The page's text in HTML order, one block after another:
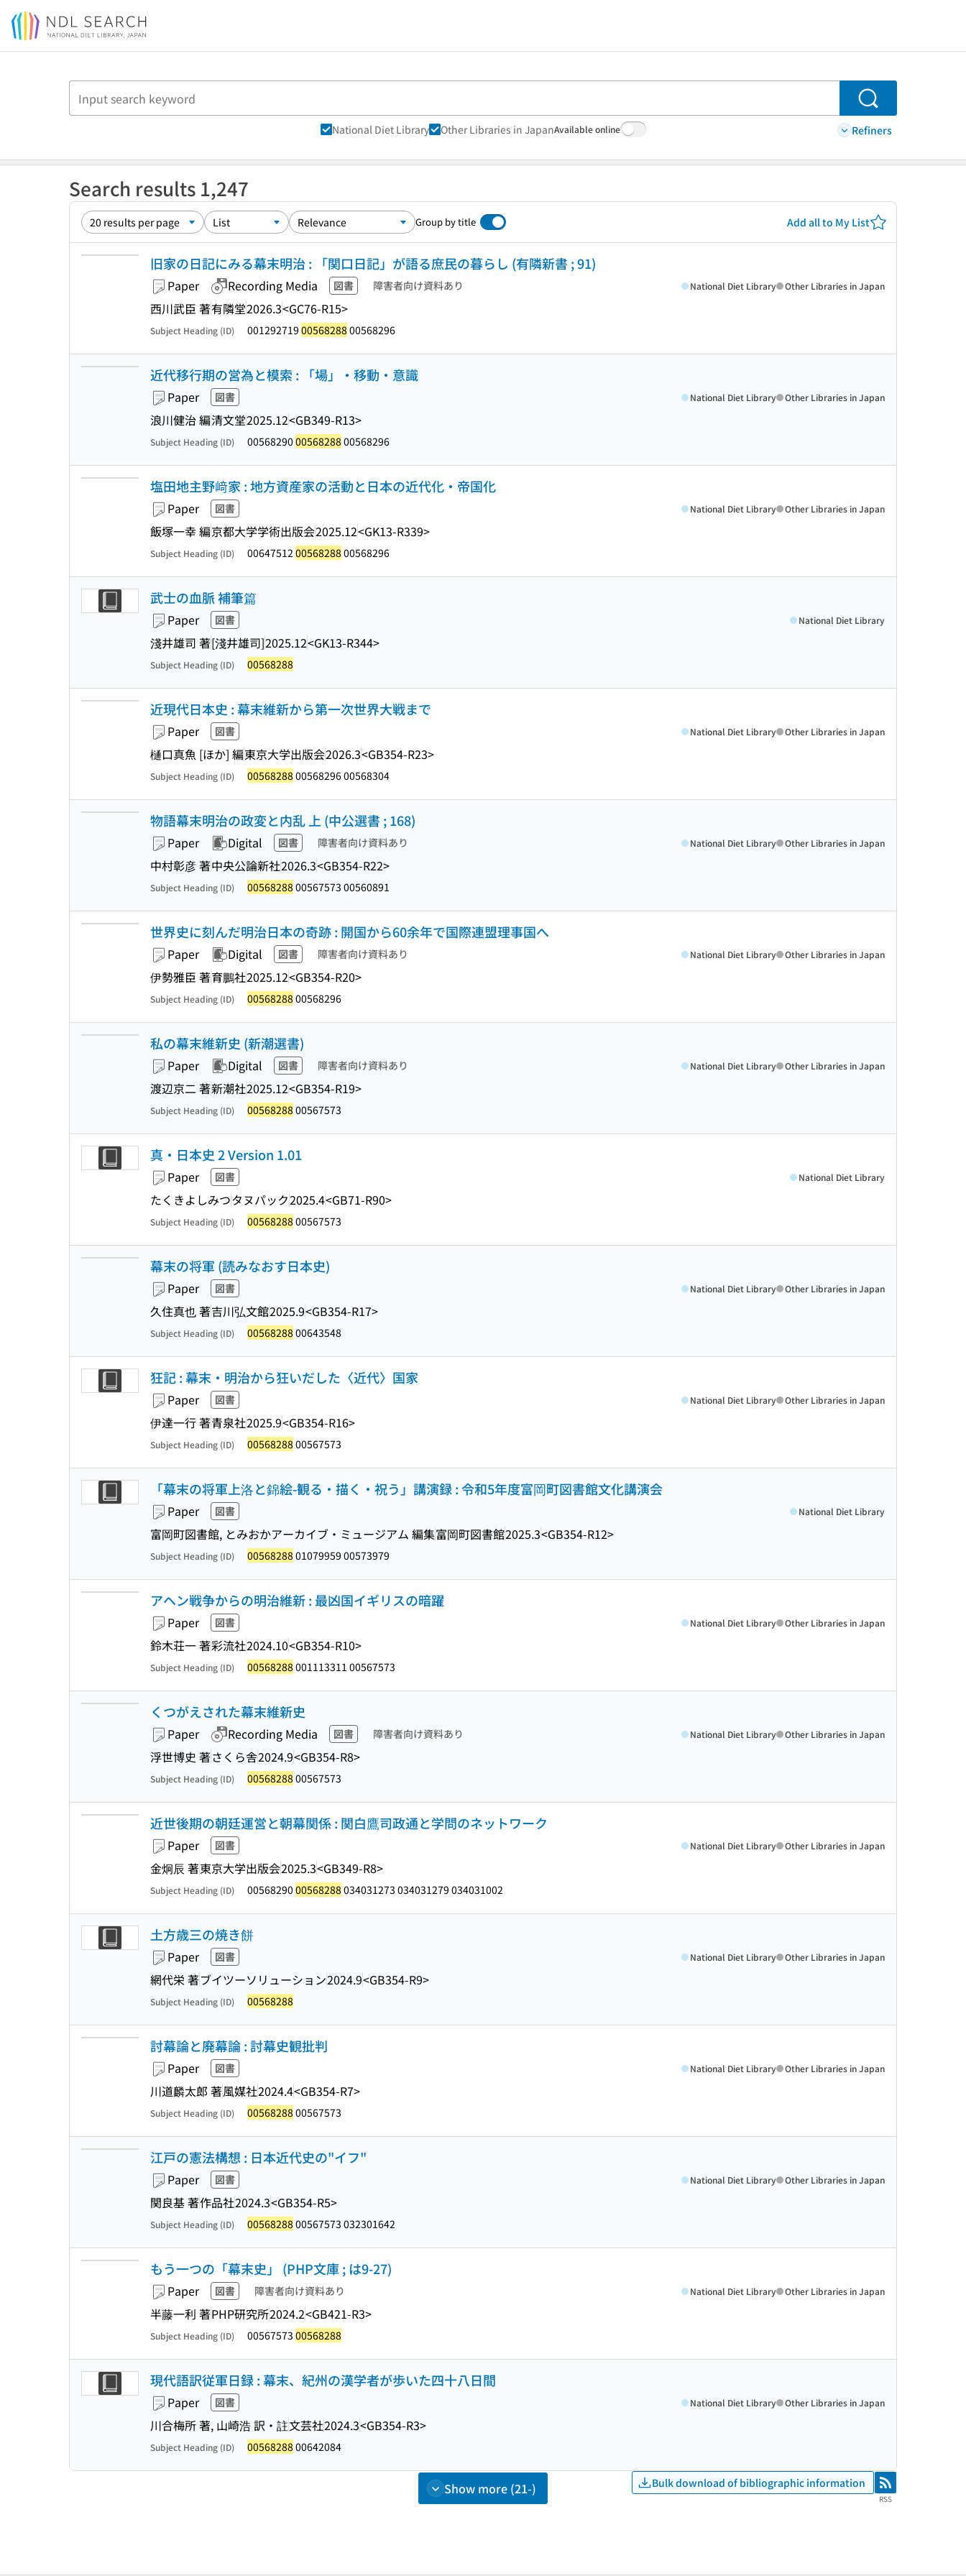
Jump to main content
Search
National Diet Library Other Libraries in JapanAvailable online Refiners
Search results 1,247
Group by title Add all to My List
旧家の日記にみる幕末明治 : 「関口日記」が語る庶民の暮らし (有隣新書 ; 91)
Paper Recording Media 図書 障害者向け資料あり
西川武臣 著有隣堂2026.3<GC76-R15>
National Diet Library Other Libraries in Japan
Subject Heading (ID) 001292719 00568288 00568296
近代移行期の営為と模索 : 「場」・移動・意識
Paper 図書
浪川健治 編清文堂2025.12<GB349-R13>
National Diet Library Other Libraries in Japan
Subject Heading (ID) 00568290 00568288 00568296
塩田地主野﨑家 : 地方資産家の活動と日本の近代化・帝国化
Paper 図書
飯塚一幸 編京都大学学術出版会2025.12<GK13-R339>
National Diet Library Other Libraries in Japan
Subject Heading (ID) 00647512 00568288 00568296
武士の血脈 補筆篇
Paper 図書
淺井雄司 著[淺井雄司]2025.12<GK13-R344>
National Diet Library
Subject Heading (ID) 00568288
近現代日本史 : 幕末維新から第一次世界大戦まで
Paper 図書
樋口真魚 [ほか] 編東京大学出版会2026.3<GB354-R23>
National Diet Library Other Libraries in Japan
Subject Heading (ID) 00568288 00568296 00568304
物語幕末明治の政変と内乱 上 (中公選書 ; 168)
Paper Digital 図書 障害者向け資料あり
中村彰彦 著中央公論新社2026.3<GB354-R22>
National Diet Library Other Libraries in Japan
Subject Heading (ID) 00568288 00567573 00560891
世界史に刻んだ明治日本の奇跡 : 開国から60余年で国際連盟理事国へ
Paper Digital 図書 障害者向け資料あり
伊勢雅臣 著育鵬社2025.12<GB354-R20>
National Diet Library Other Libraries in Japan
Subject Heading (ID) 00568288 00568296
私の幕末維新史 (新潮選書)
Paper Digital 図書 障害者向け資料あり
渡辺京二 著新潮社2025.12<GB354-R19>
National Diet Library Other Libraries in Japan
Subject Heading (ID) 00568288 00567573
真・日本史 2 Version 1.01
Paper 図書
たくきよしみつタヌパック2025.4<GB71-R90>
National Diet Library
Subject Heading (ID) 00568288 00567573
幕末の将軍 (読みなおす日本史)
Paper 図書
久住真也 著吉川弘文館2025.9<GB354-R17>
National Diet Library Other Libraries in Japan
Subject Heading (ID) 00568288 00643548
狂記 : 幕末・明治から狂いだした〈近代〉国家
Paper 図書
伊達一行 著青泉社2025.9<GB354-R16>
National Diet Library Other Libraries in Japan
Subject Heading (ID) 00568288 00567573
「幕末の将軍上洛と錦絵-観る・描く・祝う」講演録 : 令和5年度富岡町図書館文化講演会
Paper 図書
富岡町図書館, とみおかアーカイブ・ミュージアム 編集富岡町図書館2025.3<GB354-R12>
National Diet Library
Subject Heading (ID) 00568288 01079959 00573979
アヘン戦争からの明治維新 : 最凶国イギリスの暗躍
Paper 図書
鈴木荘一 著彩流社2024.10<GB354-R10>
National Diet Library Other Libraries in Japan
Subject Heading (ID) 00568288 001113311 00567573
くつがえされた幕末維新史
Paper Recording Media 図書 障害者向け資料あり
浮世博史 著さくら舎2024.9<GB354-R8>
National Diet Library Other Libraries in Japan
Subject Heading (ID) 00568288 00567573
近世後期の朝廷運営と朝幕関係 : 関白鷹司政通と学問のネットワーク
Paper 図書
金炯辰 著東京大学出版会2025.3<GB349-R8>
National Diet Library Other Libraries in Japan
Subject Heading (ID) 00568290 00568288 034031273 034031279 034031002
土方歳三の焼き餅
Paper 図書
網代栄 著ブイツーソリューション2024.9<GB354-R9>
National Diet Library Other Libraries in Japan
Subject Heading (ID) 00568288
討幕論と廃幕論 : 討幕史観批判
Paper 図書
川道麟太郎 著風媒社2024.4<GB354-R7>
National Diet Library Other Libraries in Japan
Subject Heading (ID) 00568288 00567573
江戸の憲法構想 : 日本近代史の"イフ"
Paper 図書
関良基 著作品社2024.3<GB354-R5>
National Diet Library Other Libraries in Japan
Subject Heading (ID) 00568288 00567573 032301642
もう一つの「幕末史」 (PHP文庫 ; は9-27)
Paper 図書 障害者向け資料あり
半藤一利 著PHP研究所2024.2<GB421-R3>
National Diet Library Other Libraries in Japan
Subject Heading (ID) 00567573 00568288
現代語訳従軍日録 : 幕末、紀州の漢学者が歩いた四十八日間
Paper 図書
川合梅所 著, 山崎浩 訳・註文芸社2024.3<GB354-R3>
National Diet Library Other Libraries in Japan
Subject Heading (ID) 00568288 00642084
Show more (21-) Bulk download of bibliographic information RSS
RSS